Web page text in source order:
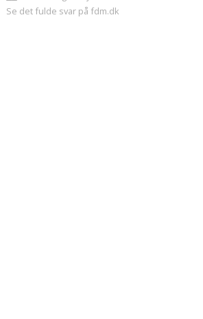
Se det fulde svar på fdm.dk